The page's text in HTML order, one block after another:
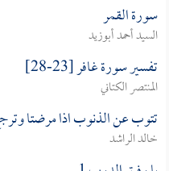
سورة القمر
السيد أحمد أبوزيد
تفسير سورة غافر [23-28]
المنتصر الكتاني
تتوب عن الذنوب اذا مرضتا
خالد الراشد